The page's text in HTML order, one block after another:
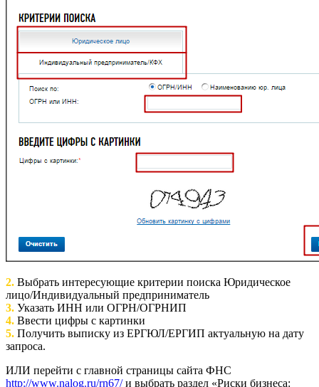
2. Выбрать интересующие критерии поиска Юридическое
лицо/Индивидуальный предприниматель
3. Указать ИНН или ОГРН/ОГРНИП
4. Ввести цифры с картинки
5. Получить выписку из ЕРГЮЛ/ЕРГИП актуальную на дату
запроса.
ИЛИ перейти с главной страницы сайта ФНС
http://www.nalog.ru/rn67/и выбрать раздел «Риски бизнеса: